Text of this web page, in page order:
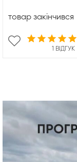
1 ВІДГУК
товар закінчився